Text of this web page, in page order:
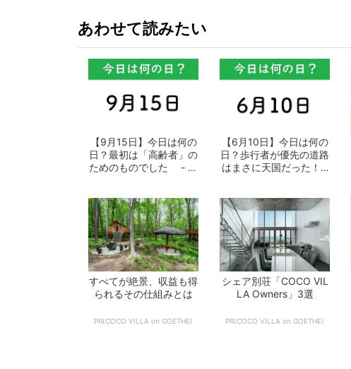
あわせて読みたい
【9月15日】今日は何の
日？最初は「高齢者」の
ためのものでした - お
【6月10日】今日は何の
日？歩行者が優先の道路
はまさに天国だった！ -
すべてが絶景、収益も得
られるその仕組みとは
PR(COCO VILLA on GOETHE)
シェア別荘「COCO VIL
LA Owners」3選
PR(COCO VILLA on GOETHE)